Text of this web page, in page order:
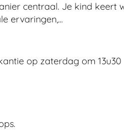
centraal. Jekind keert
ervaringen,...
op zaterdag om 13u30